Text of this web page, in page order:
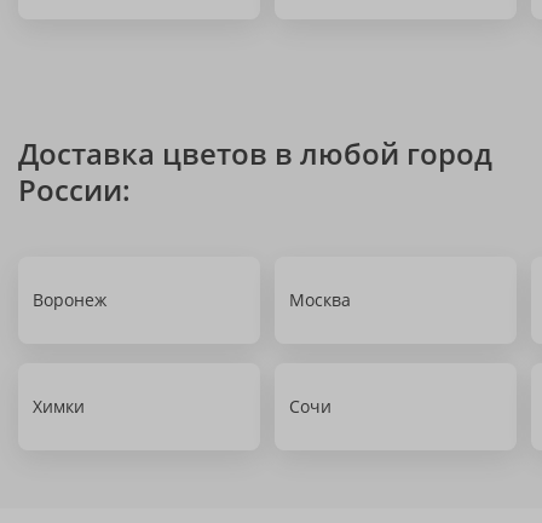
Доставка цветов в любой город
России:
Воронеж Москва
Химки Сочи